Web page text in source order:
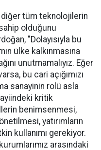
diğer tüm teknolojilerin
olduğunu
"Dolayısıyla bu
ülke kalkınmasına
unutmamalıyız. Eğer
bu cari açığımızı
sanayinin rolü asla
kritik
benimsenmesi,
yatırımların
kullanımı gerekiyor.
arasındaki